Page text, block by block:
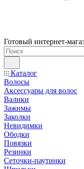
Готовый интернет-
Каталог
Волосы
Аксессуары для волос
Валики
Зажимы
Заколки
Невидимки
Ободки
Повязки
Резинки
Сеточки-паутинки